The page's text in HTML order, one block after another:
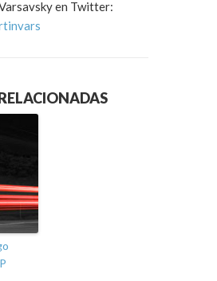
en Twitter: